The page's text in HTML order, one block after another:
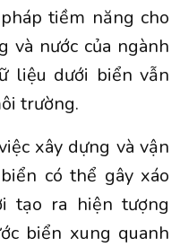
tiềm năng cho
và nước của ngành
liệu dưới biển vẫn
trường.
xây dựng và vận
có thể gây xáo
tạo ra hiện tượng
biển xung quanh